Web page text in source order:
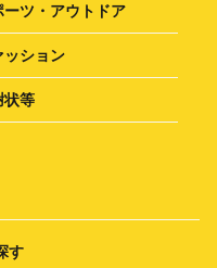
ーツ・アウトドア
ッション
状等
す